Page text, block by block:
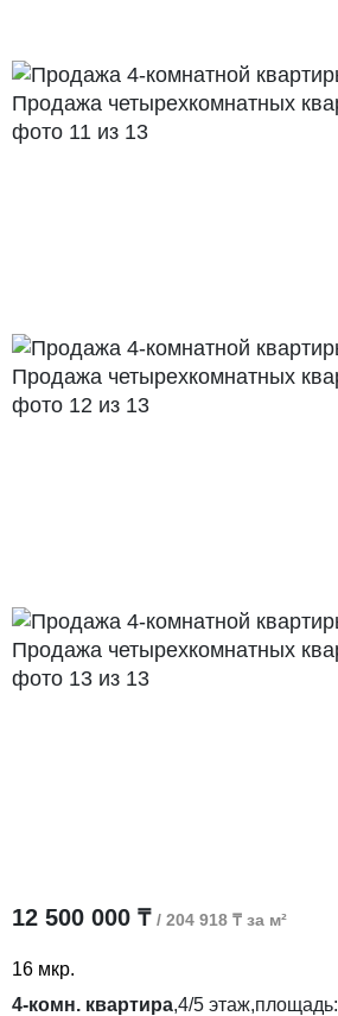
12 500 000 ₸ / 204 918 ₸ за м²
16 мкр.
4-комн. квартира,4/5 этаж,площадь: